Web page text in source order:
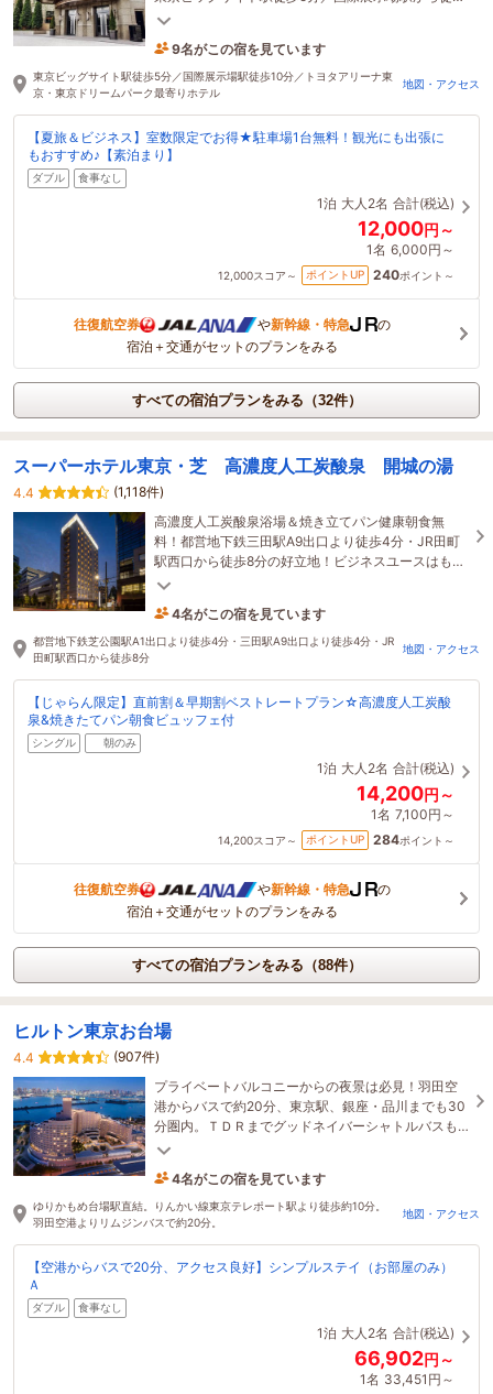
10分の好立地！
9名がこの宿を見ています
14分前に予約されました
東京ビッグサイト駅徒歩5分／国際展示場駅徒歩10分／トヨタアリーナ東
京・東京ドリームパーク最寄りホテル
地図・アクセス
【夏旅＆ビジネス】室数限定でお得★駐車場1台無料！観光にも出張に
もおすすめ♪【素泊まり】
ダブル 食事なし
1泊 大人2名 合計(税込)
12,000円～
1名 6,000円～
12,000スコア～ ポイントUP 240ポイント～
往復航空券 や新幹線・特急
の
宿泊＋交通がセットのプランをみる
すべての宿泊プランをみる（32件）
スーパーホテル東京・芝 高濃度人工炭酸泉 開城の湯
4.4
(1,118件)
高濃度人工炭酸泉浴場＆焼き立てパン健康朝食無
料！都営地下鉄三田駅A9出口より徒歩4分・JR田町
駅西口から徒歩8分の好立地！ビジネスユースはもち
ろん観光の拠点としても大変便利！
4名がこの宿を見ています
28分前に予約されました
都営地下鉄芝公園駅A1出口より徒歩4分・三田駅A9出口より徒歩4分・JR
田町駅西口から徒歩8分
地図・アクセス
【じゃらん限定】直前割＆早期割ベストレートプラン☆高濃度人工炭酸
泉&焼きたてパン朝食ビュッフェ付
シングル 朝のみ
1泊 大人2名 合計(税込)
14,200円～
1名 7,100円～
14,200スコア～ ポイントUP 284ポイント～
往復航空券 や新幹線・特急
の
宿泊＋交通がセットのプランをみる
すべての宿泊プランをみる（88件）
ヒルトン東京お台場
4.4
(907件)
プライベートバルコニーからの夜景は必見！羽田空
港からバスで約20分、東京駅、銀座・品川までも30
分圏内。ＴＤＲまでグッドネイバーシャトルバスも
運行中。
4名がこの宿を見ています
4時間前に予約されました
ゆりかもめ台場駅直結。りんかい線東京テレポート駅より徒歩約10分。
羽田空港よりリムジンバスで約20分。
地図・アクセス
【空港からバスで20分、アクセス良好】シンプルステイ（お部屋のみ）
Ａ
ダブル 食事なし
1泊 大人2名 合計(税込)
66,902円～
1名 33,451円～